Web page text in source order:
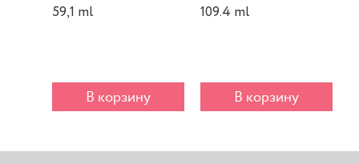
59,1 ml
В корзину
109.4 ml
В корзину